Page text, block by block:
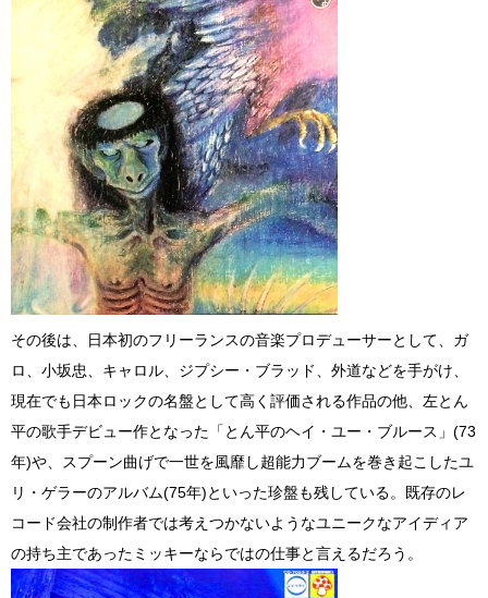
その後は、日本初のフリーランスの音楽プロデューサーとして、ガ
ロ、小坂忠、キャロル、ジプシー・ブラッド、外道などを手がけ、
現在でも日本ロックの名盤として高く評価される作品の他、左とん
平の歌手デビュー作となった「とん平のヘイ・ユー・ブルース」(73
年)や、スプーン曲げで一世を風靡し超能力ブームを巻き起こしたユ
リ・ゲラーのアルバム(75年)といった珍盤も残している。既存のレ
コード会社の制作者では考えつかないようなユニークなアイディア
の持ち主であったミッキーならではの仕事と言えるだろう。